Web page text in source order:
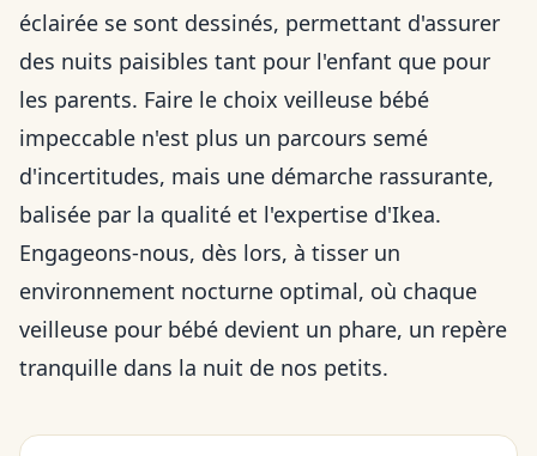
éclairée se sont dessinés, permettant d'assurer
des nuits paisibles tant pour l'enfant que pour
les parents. Faire le choix veilleuse bébé
impeccable n'est plus un parcours semé
d'incertitudes, mais une démarche rassurante,
balisée par la qualité et l'expertise d'Ikea.
Engageons-nous, dès lors, à tisser un
environnement nocturne optimal, où chaque
veilleuse pour bébé devient un phare, un repère
tranquille dans la nuit de nos petits.